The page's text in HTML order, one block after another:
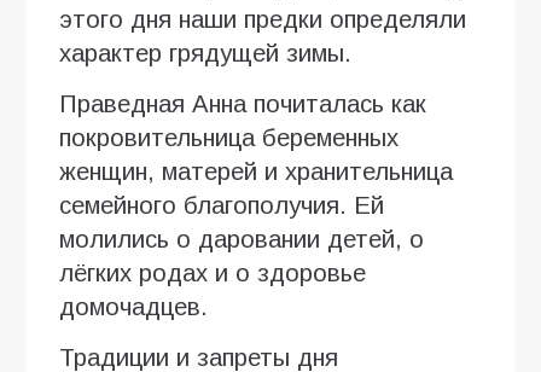
этого дня наши предки определяли
характер грядущей зимы.
Праведная Анна почиталась как
покровительница беременных
женщин, матерей и хранительница
семейного благополучия. Ей
молились о даровании детей, о
лёгких родах и о здоровье
домочадцев.
Традиции и запреты дня